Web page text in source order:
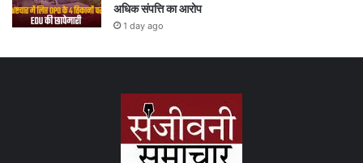
अधिक संपत्ति का आरोप
1 day ago